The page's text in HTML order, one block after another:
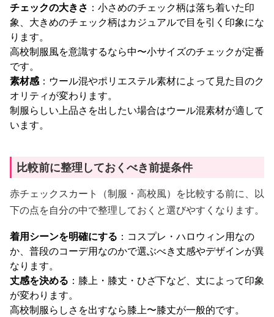
チェックの大きさ ：小さめのチェック柄は落ち着いた印
象、大きめのチェック柄はカジュアルで目を引く印象にな
ります。
高校制服風を意識するなら中〜小サイズのチェックが定番
です。
素材感：ウール混やポリエステル素材によって見た目のク
オリティが変わります。
制服らしい上品さを出したい場合はウール混素材が適して
います。
比較前に整理しておくべき前提条件
赤チェックスカート（制服・高校風）を比較する前に、以
下の点を自分の中で整理しておくと選びやすくなります。
着用シーンを明確にする ：コスプレ・ハロウィン用なの
か、普段のコーデ用なのかで選ぶべき丈感やデザインが異
なります。
丈感を決める ：膝上・膝丈・ひざ下など、丈によって印象
が変わります。
高校制服らしさを出すなら膝上〜膝丈が一般的です。